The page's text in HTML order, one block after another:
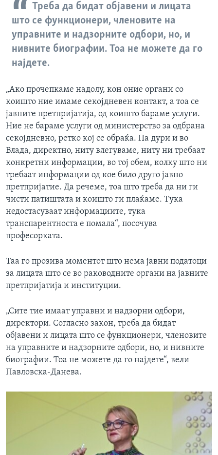
Треба да бидат објавени и лицата
што се функционери, членовите на
управните и надзорните одбори, но, и
нивните биографии. Тоа не можете да го
најдете.
„Ако прочепкаме надолу, кон оние органи со
коишто ние имаме секојдневен контакт, а тоа се
јавните претпријатија, од коишто бараме услуги.
Ние не бараме услуги од министерство за одбрана
секојдневно, ретко кој се обраќа. Па дури и во
Влада, директно, ниту влегуваме, ниту ни требаат
конкретни информации, во тој обем, колку што ни
требаат информации од кое било друго јавно
претпријатие. Да речеме, тоа што треба да ни ги
чисти патиштата и коишто ги плаќаме. Тука
недостасуваат информациите, тука
транспарентноста е помала“, посочува
професорката.
Таа го прозива моментот што нема јавни податоци
за лицата што се во раководните органи на јавните
претпријатија и институции.
„Сите тие имаат управни и надзорни одбори,
директори. Согласно закон, треба да бидат
објавени и лицата што се функционери, членовите
на управните и надзорните одбори, но, и нивните
биографии. Тоа не можете да го најдете“, вели
Павловска-Данева.